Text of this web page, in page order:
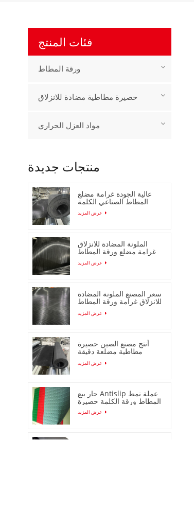
فئات المنتج
ورقة المطاط
حصيرة مطاطية مضادة للانزلاق
مواد العزل الحراري
منتجات جديدة
عالية الجودة غرامة مضلع
المطاط الصناعي الكلمة
حصيرة عرض المزيد
الملونة المضادة للانزلاق
غرامة مضلع ورقة المطاط
مع انخفاض السعر
عرض المزيد
سعر المصنع الملونة المضادة
للانزلاق غرامة ورقة المطاط
مضلع عرض المزيد
أنتج مصنع الصين حصيرة
مطاطية مضلعة دقيقة
مضادة للانزلاق
عرض المزيد
حار بيع Antislip عملة نمط
المطاط ورقة الكلمة حصيرة
عرض المزيد